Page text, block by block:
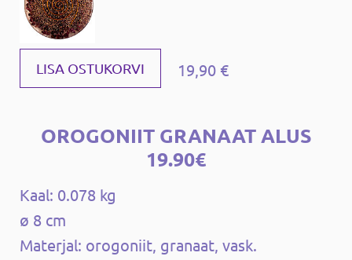
LISA OSTUKORVI 19,90 €
OROGONIIT GRANAAT ALUS
19.90€
Kaal: 0.078 kg
ø 8 cm
Materjal: orogoniit, granaat, vask.